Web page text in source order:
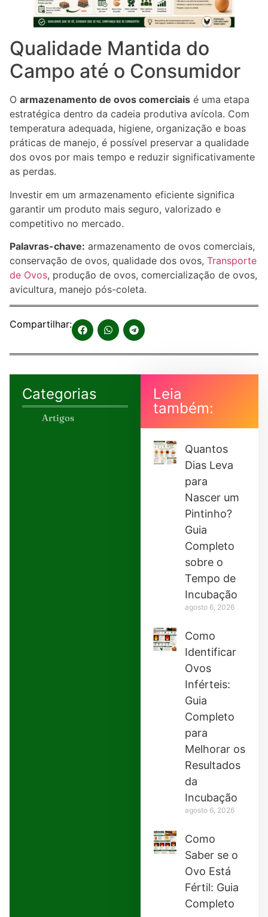
Qualidade Mantida do
Campo até o Consumidor
O armazenamento de ovos comerciais é uma etapa
estratégica dentro da cadeia produtiva avícola. Com
temperatura adequada, higiene, organização e boas
práticas de manejo, é possível preservar a qualidade
dos ovos por mais tempo e reduzir significativamente
as perdas.
Investir em um armazenamento eficiente significa
garantir um produto mais seguro, valorizado e
competitivo no mercado.
Palavras-chave: armazenamento de ovos comerciais,
conservação de ovos, qualidade dos ovos, Transporte
de Ovos, produção de ovos, comercialização de ovos,
avicultura, manejo pós-coleta.
Compartilhar:
Categorias
Artigos
Leia
também:
Quantos
Dias Leva
para
Nascer um
Pintinho?
Guia
Completo
sobre o
Tempo de
Incubação
agosto 6, 2026
Como
Identificar
Ovos
Inférteis:
Guia
Completo
para
Melhorar os
Resultados
da
Incubação
agosto 6, 2026
Como
Saber se o
Ovo Está
Fértil: Guia
Completo